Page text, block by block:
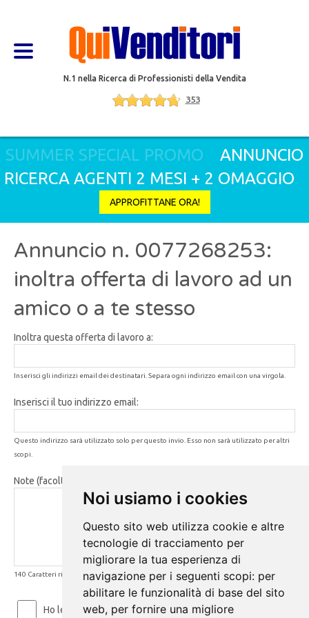
Noi usiamo i cookies
Questo sito web utilizza cookie e altre
tecnologie di tracciamento per
migliorare la tua esperienza di
navigazione per i seguenti scopi: per
abilitare le funzionalità di base del sito
web, per fornire una migliore
N.1 nella Ricerca di Professionisti della Vendita
353
SUMMER SPECIAL PROMO ANNUNCIO
RICERCA AGENTI 2 MESI + 2 OMAGGIO
APPROFITTANE ORA!
Annuncio n. 0077268253:
inoltra offerta di lavoro ad un
amico o a te stesso
Inoltra questa offerta di lavoro a:
Inserisci gli indirizzi email dei destinatari. Separa ogni indirizzo email con una virgola.
Inserisci il tuo indirizzo email:
Questo indirizzo sarà utilizzato solo per questo invio. Esso non sarà utilizzato per altri
scopi.
Note (facoltativo):
140 Caratteri rimanenti
Ho letto ed accetto leCondizioni d'usoe laPrivacy Policy